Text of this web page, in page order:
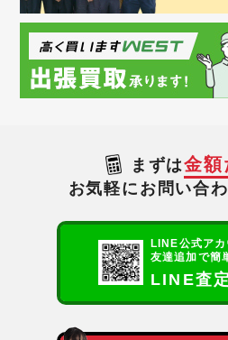
まずは金額
お気軽にお問い合
LINE公式アカ
友達追加で簡
LINE査